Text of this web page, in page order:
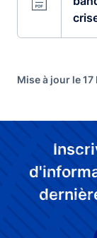
Mise à jour le